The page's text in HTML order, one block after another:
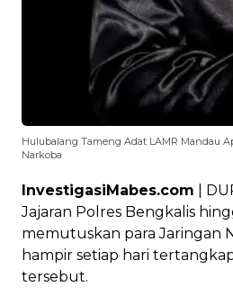
Hulubalang Tameng Adat LAMR Mandau
Narkoba
InvestigasiMabes.com |
Jajaran Polres Bengkalis
memutuskan para Jaringan
hampir setiap hari
tersebut.